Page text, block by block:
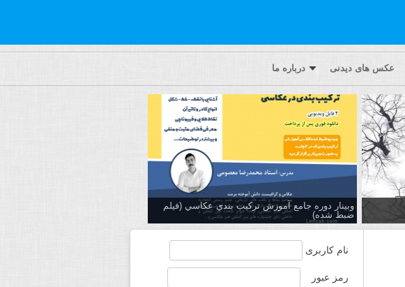
عکس های دیدنی درباره ما
وبینار دوره جامع آموزش تركيب بندي عكاسي (فیلم
ضبط شده)
نام کاربری
رمز عبور